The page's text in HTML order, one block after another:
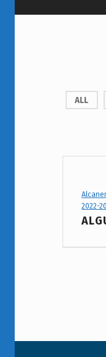
ALL
Project
2022-